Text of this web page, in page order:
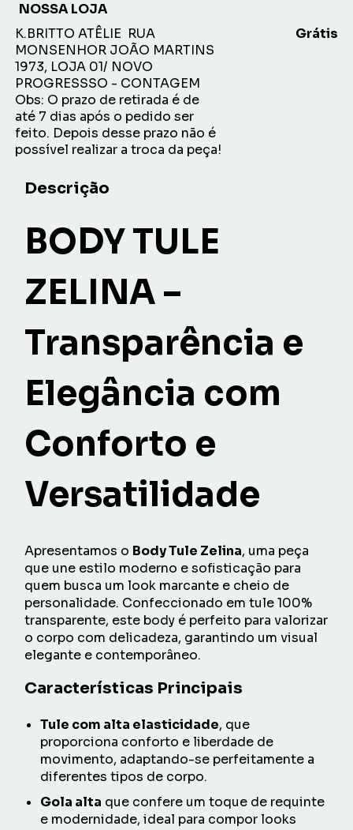
NOSSA LOJA
K.BRITTO ATÊLIE RUA
MONSENHOR JOÃO MARTINS
1973, LOJA 01/ NOVO
PROGRESSSO - CONTAGEM
Obs: O prazo de retirada é de
até 7 dias após o pedido ser
feito. Depois desse prazo não é
possível realizar a troca da peça!
Grátis
Descrição
BODY TULE
ZELINA –
Transparência e
Elegância com
Conforto e
Versatilidade
Apresentamos o Body Tule Zelina, uma peça
que une estilo moderno e sofisticação para
quem busca um look marcante e cheio de
personalidade. Confeccionado em tule 100%
transparente, este body é perfeito para valorizar
o corpo com delicadeza, garantindo um visual
elegante e contemporâneo.
Características Principais
Tule com alta elasticidade, que
proporciona conforto e liberdade de
movimento, adaptando-se perfeitamente a
diferentes tipos de corpo.
Gola alta que confere um toque de requinte
e modernidade, ideal para compor looks